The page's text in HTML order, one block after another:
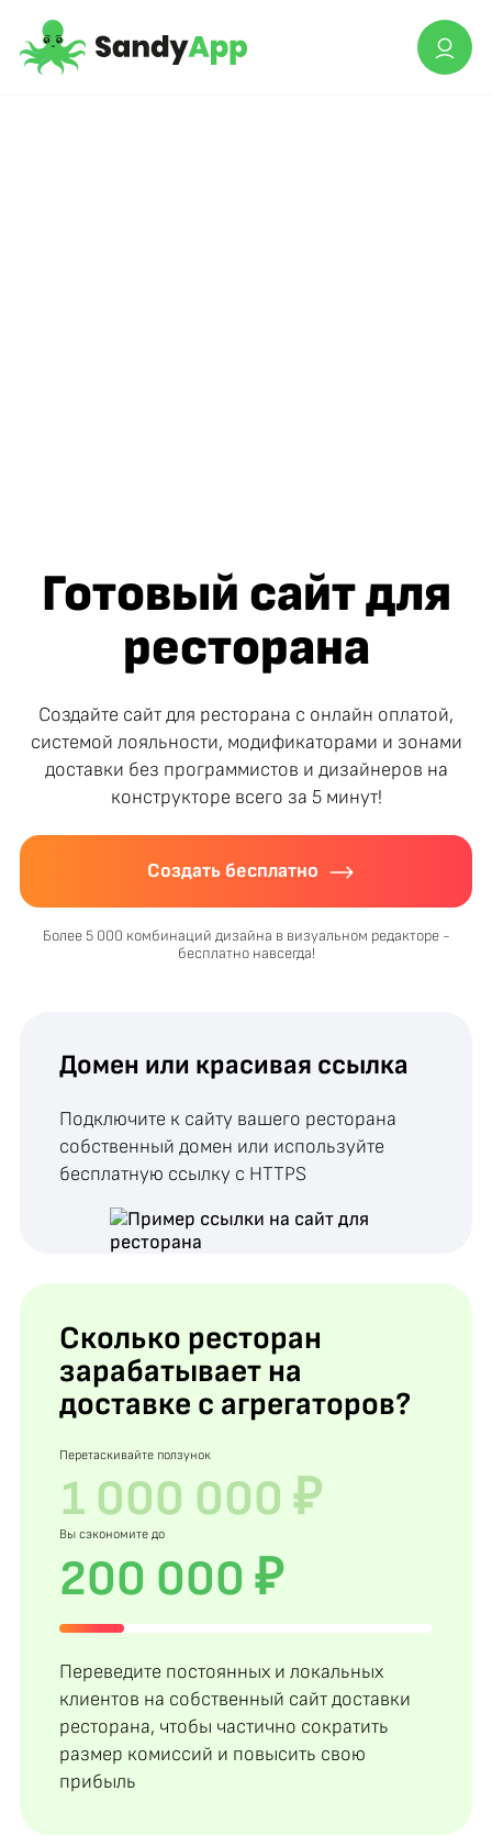
Готовый сайт для
ресторана
Создайте сайт для ресторана с онлайн оплатой,
системой лояльности, модификаторами и зонами
доставки без программистов и дизайнеров на
конструкторе всего за 5 минут!
Создать бесплатно
Более 5 000 комбинаций дизайна в визуальном редакторе -
бесплатно навсегда!
Домен или красивая ссылка
Подключите к сайту вашего ресторана
собственный домен или используйте
бесплатную ссылку с HTTPS
Сколько ресторан
зарабатывает на
доставке с агрегаторов?
Перетаскивайте ползунок
Вы сэкономите до
200 000 ₽
Переведите постоянных и локальных
клиентов на собственный сайт доставки
ресторана, чтобы частично сократить
размер комиссий и повысить свою
прибыль